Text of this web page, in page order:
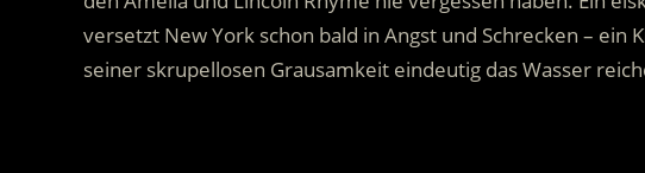
versetzt New York schon bald in Angst und Schrecken – ein
seiner skrupellosen Grausamkeit eindeutig das Wasser